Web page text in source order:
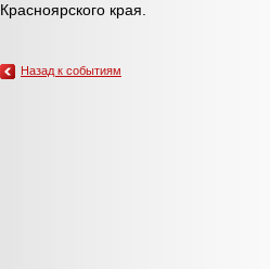
Красноярского края.
Назад к событиям